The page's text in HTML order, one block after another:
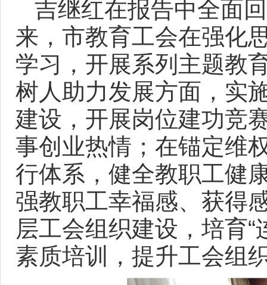
吉继红在报告中全面
来，市教育工会在强化
学习，开展系列主题教
树人助力发展方面，实
建设，开展岗位建功竞
事创业热情；在锚定维
行体系，健全教职工健
强教职工幸福感、获得
层工会组织建设，培育
素质培训，提升工会组